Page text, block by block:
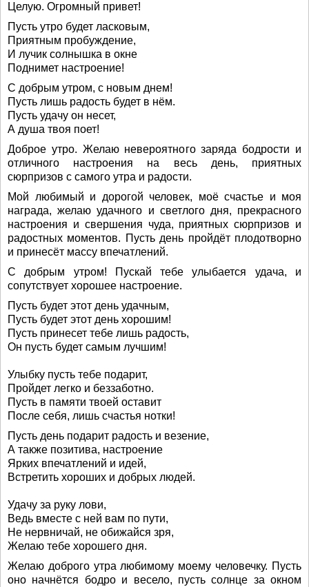
Целую. Огромный привет!
Пусть утро будет ласковым,
Приятным пробуждение,
И лучик солнышка в окне
Поднимет настроение!
С добрым утром, с новым днем!
Пусть лишь радость будет в нём.
Пусть удачу он несет,
А душа твоя поет!
Доброе утро. Желаю невероятного заряда бодрости и
отличного настроения на весь день, приятных
сюрпризов с самого утра и радости.
Мой любимый и дорогой человек, моё счастье и моя
награда, желаю удачного и светлого дня, прекрасного
настроения и свершения чуда, приятных сюрпризов и
радостных моментов. Пусть день пройдёт плодотворно
и принесёт массу впечатлений.
С добрым утром! Пускай тебе улыбается удача, и
сопутствует хорошее настроение.
Пусть будет этот день удачным,
Пусть будет этот день хорошим!
Пусть принесет тебе лишь радость,
Он пусть будет самым лучшим!
Улыбку пусть тебе подарит,
Пройдет легко и беззаботно.
Пусть в памяти твоей оставит
После себя, лишь счастья нотки!
Пусть день подарит радость и везение,
А также позитива, настроение
Ярких впечатлений и идей,
Встретить хороших и добрых людей.
Удачу за руку лови,
Ведь вместе с ней вам по пути,
Не нервничай, не обижайся зря,
Желаю тебе хорошего дня.
Желаю доброго утра любимому моему человечку. Пусть
оно начнётся бодро и весело, пусть солнце за окном